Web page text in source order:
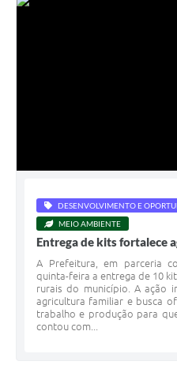
DESENVOLVIMENTO E
MEIO AMBIENTE
Entrega de kits fortalece
A Prefeitura, em parceria
quinta-feira a entrega de 10
rurais do município. A ação
agricultura familiar e busca
trabalho e produção para
contou com...